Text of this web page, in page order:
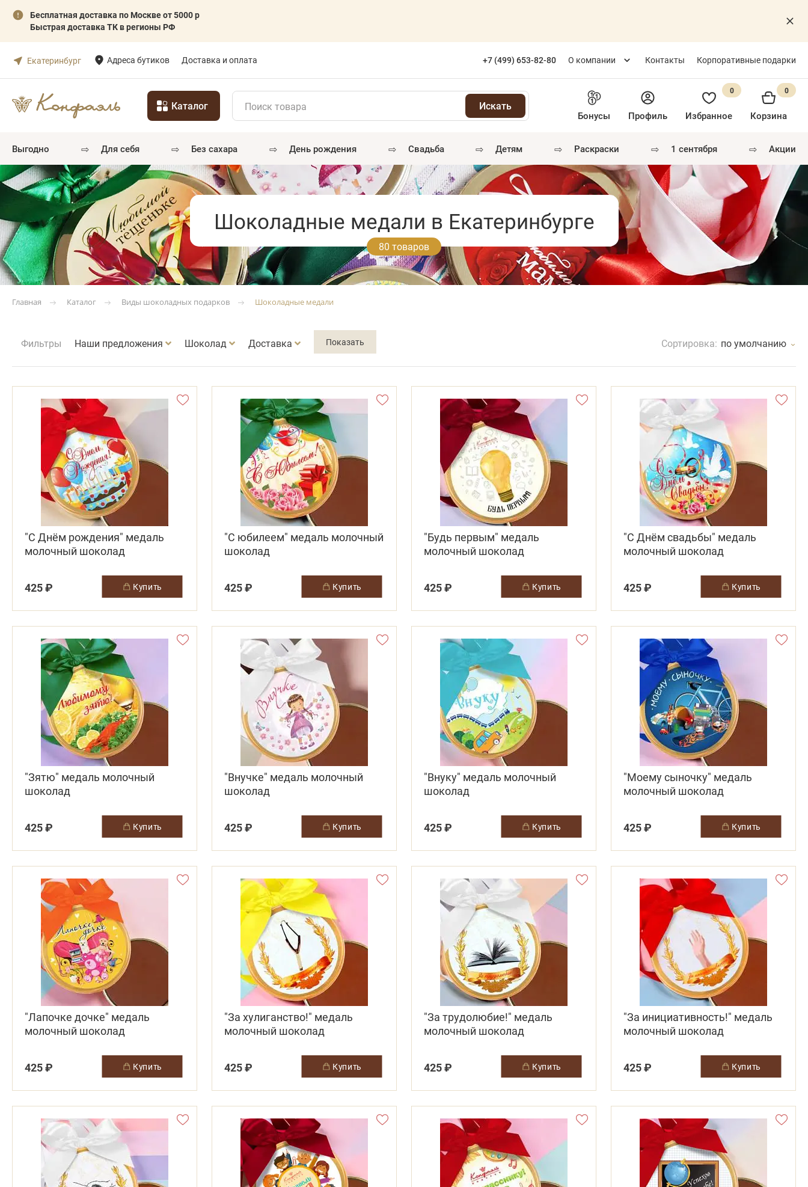
Бесплатная доставка по Москве от 5000 р
Быстрая доставка ТК в регионы РФ
Екатеринбург Адреса бутиков Доставка и оплата +7 (499) 653-82-80 О компании Контакты Корпоративные подарки
Каталог
Бонусы Профиль Избранное
0
Корзина
0
выгодно ⇨ для себя ⇨ без сахара ⇨ день рождения ⇨ свадьба ⇨ детям ⇨ раскраски ⇨ 1 сентября ⇨ акции
Шоколадные медали в Екатеринбурге
80 товаров
Главная Каталог Виды шоколадных подарков Шоколадные медали
Фильтры Наши предложения Шоколад Доставка Сортировка: по умолчанию
"С Днём рождения" медаль
молочный шоколад
425 ₽ купить
"С юбилеем" медаль молочный
шоколад
425 ₽ купить
"Будь первым" медаль
молочный шоколад
425 ₽ купить
"С Днём свадьбы" медаль
молочный шоколад
425 ₽ купить
"Зятю" медаль молочный
шоколад
425 ₽ купить
"Внучке" медаль молочный
шоколад
425 ₽ купить
"Внуку" медаль молочный
шоколад
425 ₽ купить
"Моему сыночку" медаль
молочный шоколад
425 ₽ купить
"Лапочке дочке" медаль
молочный шоколад
425 ₽ купить
"За хулиганство!" медаль
молочный шоколад
425 ₽ купить
"За трудолюбие!" медаль
молочный шоколад
425 ₽ купить
"За инициативность!" медаль
молочный шоколад
425 ₽ купить